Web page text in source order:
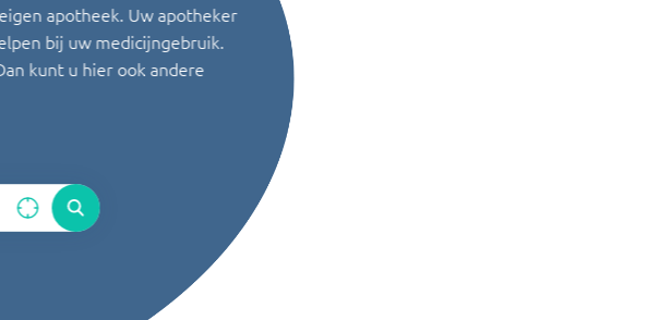
apotheek. Uw apotheker
bij uw medicijngebruik.
kunt u hier ook andere